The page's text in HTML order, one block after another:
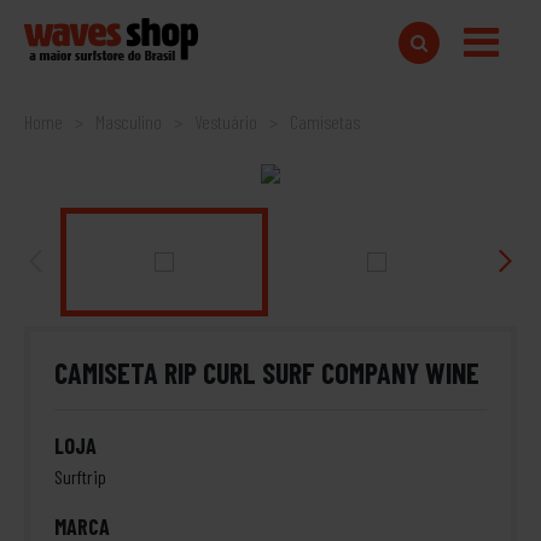
Home Camisetas
CAMISETA RIP CURL SURF COMPANY WINE
LOJA
Surftrip
MARCA